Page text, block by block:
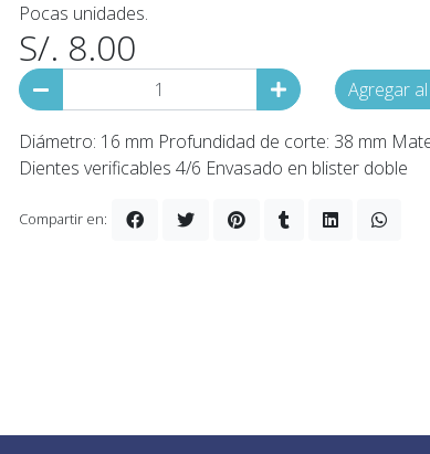
Pocas unidades.
S/. 8.00
Agregar
Diámetro: 16 mm Profundidad de corte: 38 mm
Dientes verificables 4/6 Envasado en blister doble
Compartir en: